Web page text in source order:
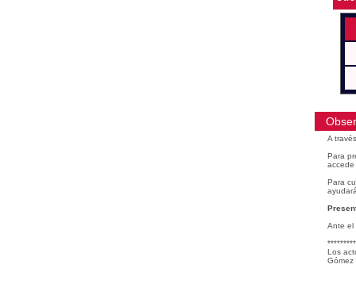
A
Para
accede
Para
Ante el
Los
Gómez